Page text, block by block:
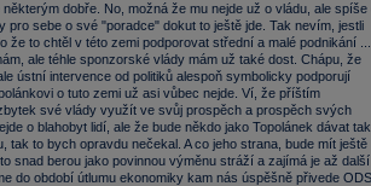
dobře. No, možná že mu nejde už o vládu, ale spíše
sebe o své "poradce" dokut to ještě jde. Tak nevím, jestli
že to chtěl v této zemi podporovat střední a malé podnikání ...
ale téhle sponzorské vlády mám už také dost. Chápu, že
ústní intervence od politiků alespoň symbolicky podporují
o tuto zemi už asi vůbec nejde. Ví, že příštím
své vlády využít ve svůj prospěch a prospěch svých
o blahobyt lidí, ale že bude někdo jako Topolánek dávat tak
tak to bych opravdu nečekal. A co jeho strana, bude mít ještě
snad berou jako povinnou výměnu stráží a zajímá je až další
do období útlumu ekonomiky kam nás úspěšně přivede ODS.